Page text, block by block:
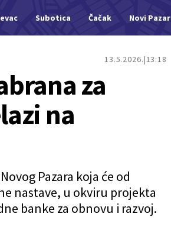
Subotica Čačak Novi Pazar
13.5.2026. 13:18
za
na
Pazara koja će od
nastave, u okviru projekta
banke za obnovu i razvoj.